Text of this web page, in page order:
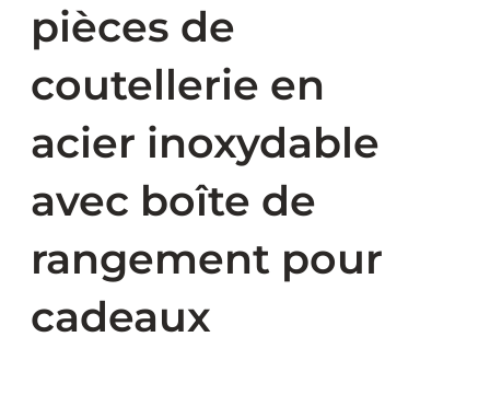
pièces de
coutellerie en
acier inoxydable
avec boîte de
rangement pour
cadeaux